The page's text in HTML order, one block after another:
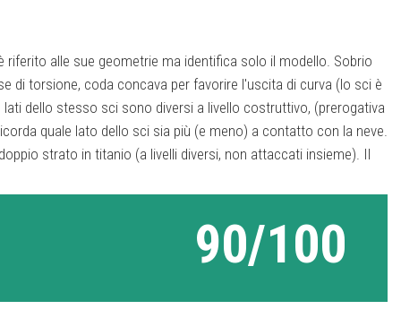
alle sue geometrie ma identifica solo il modello. Sobrio
di torsione, coda concava per favorire l'uscita di curva (lo sci è
dello stesso sci sono diversi a livello costruttivo, (prerogativa
quale lato dello sci sia più (e meno) a contatto con la neve.
strato in titanio (a livelli diversi, non attaccati insieme). Il
90/100